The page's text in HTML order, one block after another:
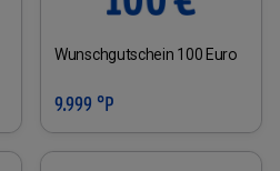
Wunschgutschein 100 Euro
9.999 °P